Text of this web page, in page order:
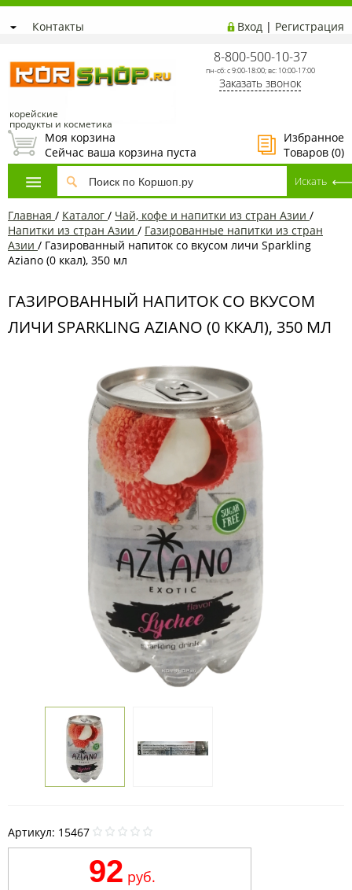
Контакты Вход | Регистрация
корейские
продукты и косметика
8-800-500-10-37
пн-сб: с 9:00-18:00; вс: 10:00-17:00
Заказать звонок
Избранное
Товаров (0)
Моя корзина
Сейчас ваша корзина пуста
Главная / Каталог / Чай, кофе и напитки из стран Азии /
Напитки из стран Азии / Газированные напитки из стран
Азии / Газированный напиток со вкусом личи Sparkling
Aziano (0 ккал), 350 мл
ГАЗИРОВАННЫЙ НАПИТОК СО ВКУСОМ
ЛИЧИ SPARKLING AZIANO (0 ККАЛ), 350 МЛ
Артикул: 15467
92 руб.